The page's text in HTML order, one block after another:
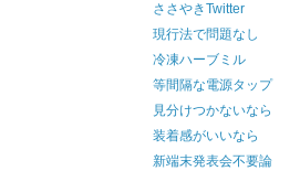
ささやきTwitter
現行法で問題なし
冷凍ハーブミル
等間隔な電源タップ
見分けつかないなら
装着感がいいなら
新端末発表会不要論